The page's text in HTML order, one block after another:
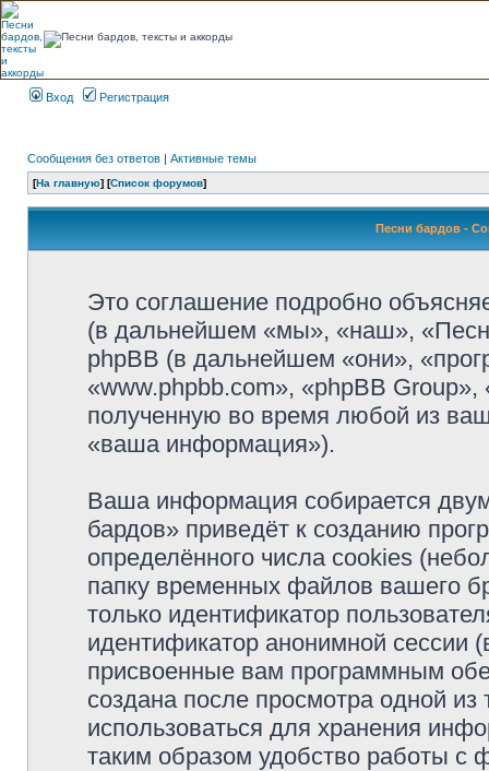
Вход Регистрация
Сообщения без ответов | Активные темы
[На главную] [Список форумов]
Песни бардов -
Это соглашение подробно
(в дальнейшем «мы», «наш»,
phpBB (в дальнейшем «они»,
«www.phpbb.com», «phpBB
полученную во время любой из
«ваша информация»).
Ваша информация собирается
бардов» приведёт к созданию
определённого числа cookies
папку временных файлов вашего
только идентификатор
идентификатор анонимной сессии
присвоенные вам программным
создана после просмотра одной
использоваться для хранения
таким образом удобство работы с